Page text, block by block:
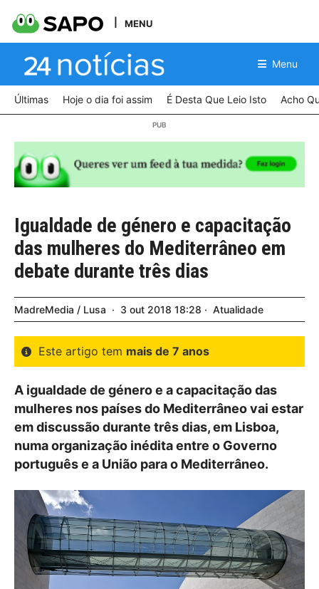
MENU
Menu
Últimas Hoje o dia foi assim É Desta Que Leio Isto Acho
Igualdade de género e capacitação
das mulheres do Mediterrâneo em
debate durante três dias
MadreMedia / Lusa 3 out 2018 18:28 Atualidade
Este artigo tem mais de 7 anos
A igualdade de género e a capacitação das
mulheres nos países do Mediterrâneo vai estar
em discussão durante três dias, em Lisboa,
numa organização inédita entre o Governo
português e a União para o Mediterrâneo.